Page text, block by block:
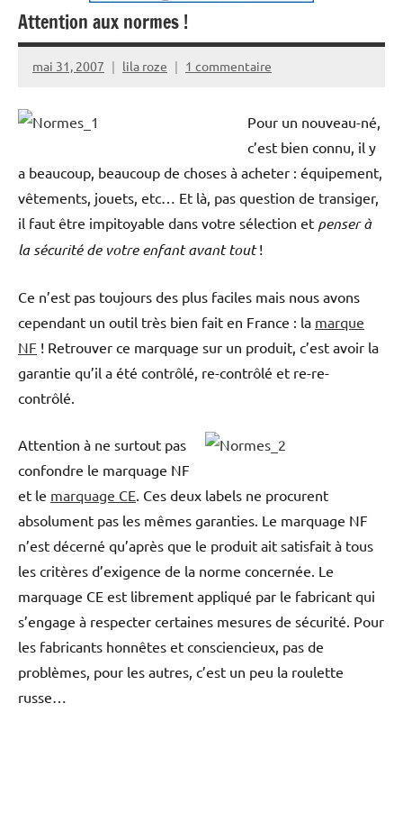
Attention aux normes !
mai 31, 2007 lila roze 1 commentaire
Pour un nouveau-né,
c’est bien connu, il y
a beaucoup, beaucoup de choses à acheter : équipement,
vêtements, jouets, etc… Et là, pas question de transiger,
il faut être impitoyable dans votre sélection et penser à
la sécurité de votre enfant avant tout!
Ce n’est pas toujours des plus faciles mais nous avons
cependant un outil très bien fait en France : la marque
NF ! Retrouver ce marquage sur un produit, c’est avoir la
garantie qu’il a été contrôlé, re-contrôlé et re-re-
contrôlé.
Attention à ne surtout pas
confondre le marquage NF
et le marquage CE . Ces deux labels ne procurent
absolument pas les mêmes garanties. Le marquage NF
n’est décerné qu’après que le produit ait satisfait à tous
les critères d’exigence de la norme concernée. Le
marquage CE est librement appliqué par le fabricant qui
s’engage à respecter certaines mesures de sécurité. Pour
les fabricants honnêtes et consciencieux, pas de
problèmes, pour les autres, c’est un peu la roulette
russe…